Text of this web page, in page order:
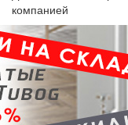
компанией